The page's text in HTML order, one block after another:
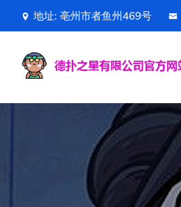
地址: 亳州市者鱼州469号